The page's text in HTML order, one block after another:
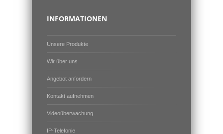
INFORMATIONEN
Unsere Produkte
Wir über uns
Angebot anfordern
Kontakt aufnehmen
Videoüberwachung
IP-Telefonie